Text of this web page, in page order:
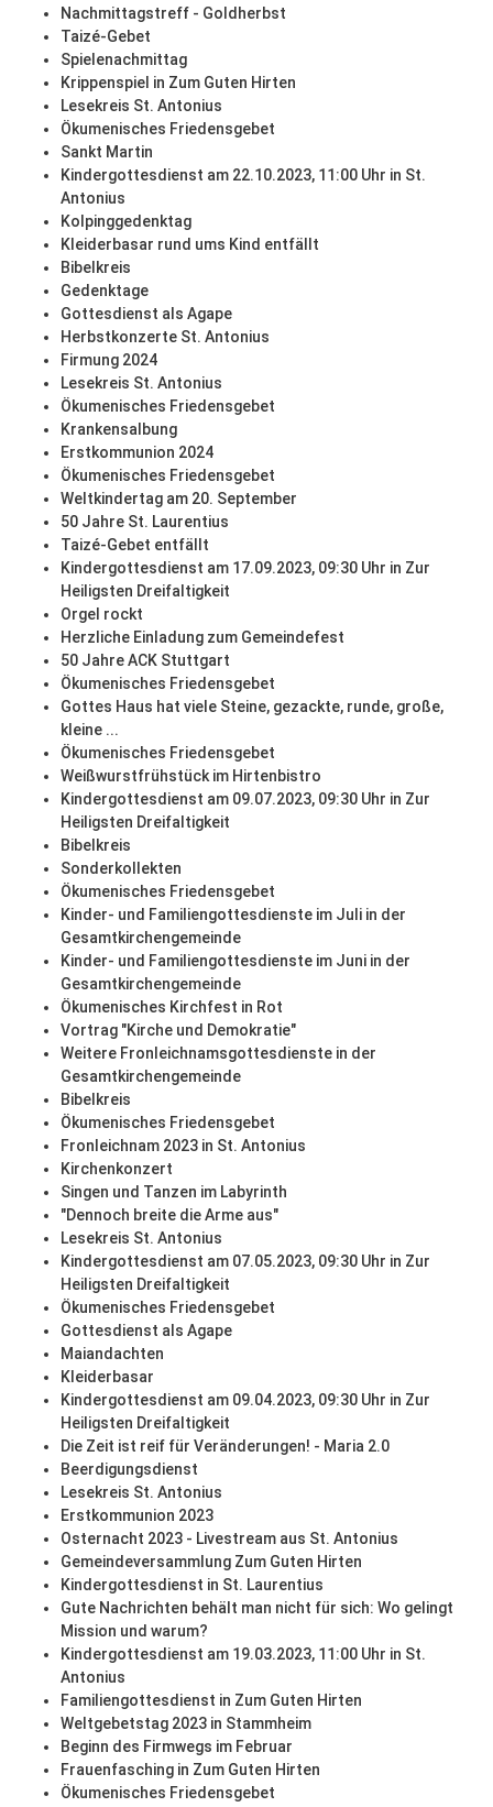
Nachmittagstreff - Goldherbst
Taizé-Gebet
Spielenachmittag
Krippenspiel in Zum Guten Hirten
Lesekreis St. Antonius
Ökumenisches Friedensgebet
Sankt Martin
Kindergottesdienst am 22.10.2023, 11:00 Uhr in St.
Antonius
Kolpinggedenktag
Kleiderbasar rund ums Kind entfällt
Bibelkreis
Gedenktage
Gottesdienst als Agape
Herbstkonzerte St. Antonius
Firmung 2024
Lesekreis St. Antonius
Ökumenisches Friedensgebet
Krankensalbung
Erstkommunion 2024
Ökumenisches Friedensgebet
Weltkindertag am 20. September
50 Jahre St. Laurentius
Taizé-Gebet entfällt
Kindergottesdienst am 17.09.2023, 09:30 Uhr in Zur
Heiligsten Dreifaltigkeit
Orgel rockt
Herzliche Einladung zum Gemeindefest
50 Jahre ACK Stuttgart
Ökumenisches Friedensgebet
Gottes Haus hat viele Steine, gezackte, runde, große,
kleine ...
Ökumenisches Friedensgebet
Weißwurstfrühstück im Hirtenbistro
Kindergottesdienst am 09.07.2023, 09:30 Uhr in Zur
Heiligsten Dreifaltigkeit
Bibelkreis
Sonderkollekten
Ökumenisches Friedensgebet
Kinder- und Familiengottesdienste im Juli in der
Gesamtkirchengemeinde
Kinder- und Familiengottesdienste im Juni in der
Gesamtkirchengemeinde
Ökumenisches Kirchfest in Rot
Vortrag "Kirche und Demokratie"
Weitere Fronleichnamsgottesdienste in der
Gesamtkirchengemeinde
Bibelkreis
Ökumenisches Friedensgebet
Fronleichnam 2023 in St. Antonius
Kirchenkonzert
Singen und Tanzen im Labyrinth
"Dennoch breite die Arme aus"
Lesekreis St. Antonius
Kindergottesdienst am 07.05.2023, 09:30 Uhr in Zur
Heiligsten Dreifaltigkeit
Ökumenisches Friedensgebet
Gottesdienst als Agape
Maiandachten
Kleiderbasar
Kindergottesdienst am 09.04.2023, 09:30 Uhr in Zur
Heiligsten Dreifaltigkeit
Die Zeit ist reif für Veränderungen! - Maria 2.0
Beerdigungsdienst
Lesekreis St. Antonius
Erstkommunion 2023
Osternacht 2023 - Livestream aus St. Antonius
Gemeindeversammlung Zum Guten Hirten
Kindergottesdienst in St. Laurentius
Gute Nachrichten behält man nicht für sich: Wo gelingt
Mission und warum?
Kindergottesdienst am 19.03.2023, 11:00 Uhr in St.
Antonius
Familiengottesdienst in Zum Guten Hirten
Weltgebetstag 2023 in Stammheim
Beginn des Firmwegs im Februar
Frauenfasching in Zum Guten Hirten
Ökumenisches Friedensgebet